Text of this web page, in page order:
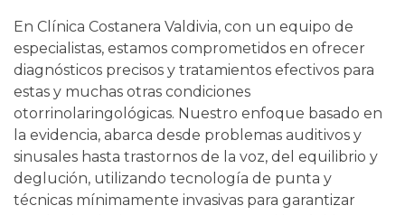
En Clínica Costanera Valdivia, con un equipo de
especialistas, estamos comprometidos en ofrecer
diagnósticos precisos y tratamientos efectivos para
estas y muchas otras condiciones
otorrinolaringológicas. Nuestro enfoque basado en
la evidencia, abarca desde problemas auditivos y
sinusales hasta trastornos de la voz, del equilibrio y
deglución, utilizando tecnología de punta y
técnicas mínimamente invasivas para garantizar